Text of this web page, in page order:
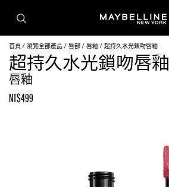
首頁 瀏覽全部產品 唇部 唇釉 超持久水光鎖吻唇釉
超持久水光鎖吻唇釉
唇釉
NT$499